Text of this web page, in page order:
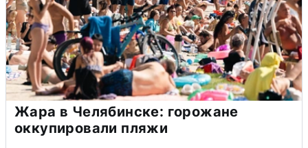
Жара в Челябинске: горожане
оккупировали пляжи